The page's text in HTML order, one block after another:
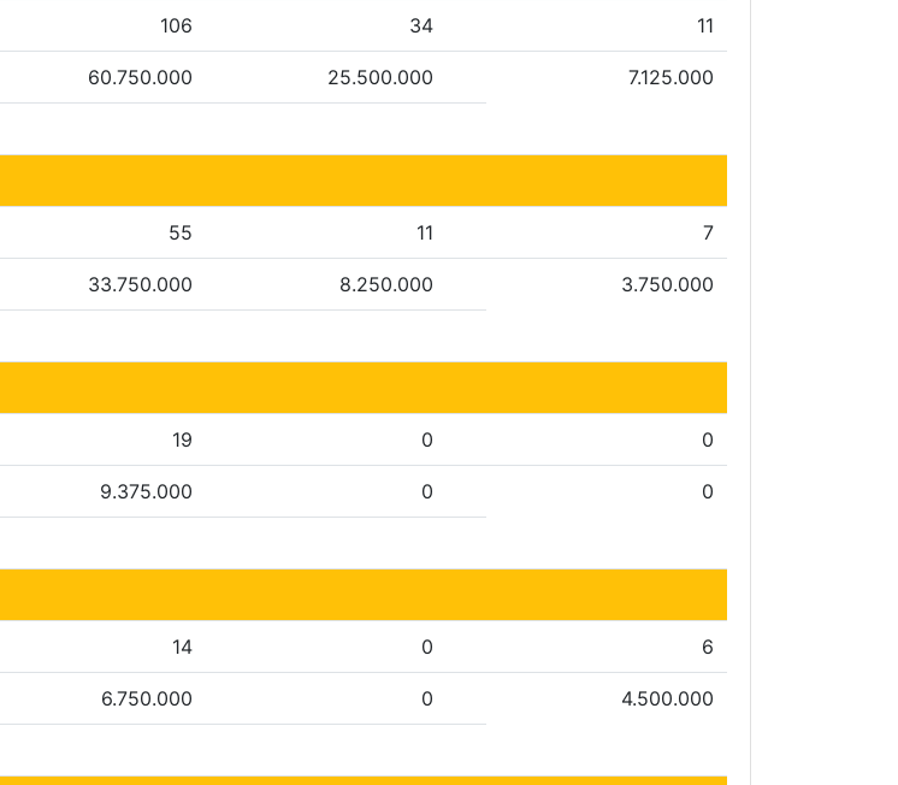
106 34 11
60.750.000 25.500.000 7.125.000
55 11 7
33.750.000 8.250.000 3.750.000
19 0 0
9.375.000 0 0
14 0 6
6.750.000 0 4.500.000